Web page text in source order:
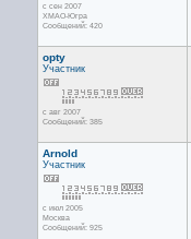
с сен 2007
ХМАО-Югра
Сообщений: 420
opty
Участник
с авг 2007
Сообщений: 385
Arnold
Участник
с июл 2005
Москва
Сообщений: 925